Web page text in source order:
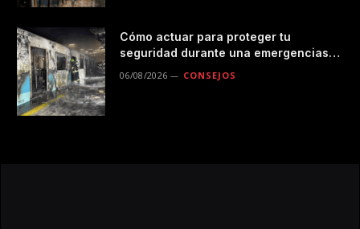
Cómo actuar para proteger tu
seguridad durante una emergencias
06/08/2026 CONSEJOS